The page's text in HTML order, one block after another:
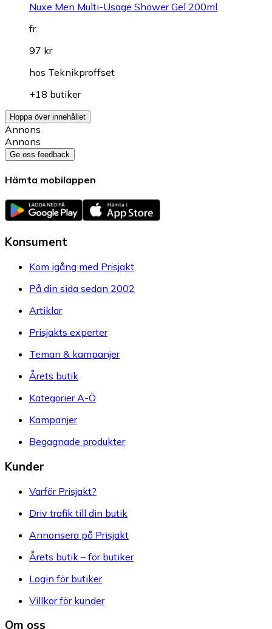
Nuxe Men Multi-Usage Shower Gel 200ml
fr.
97 kr
hos Teknikproffset
+18 butiker
Hoppa över innehållet
Annons
Annons
Ge oss feedback
Hämta mobilappen
Konsument
Kom igång med Prisjakt
På din sida sedan 2002
Artiklar
Prisjakts experter
Teman & kampanjer
Årets butik
Kategorier A-Ö
Kampanjer
Begagnade produkter
Kunder
Varför Prisjakt?
Driv trafik till din butik
Annonsera på Prisjakt
Årets butik – för butiker
Login för butiker
Villkor för kunder
Om oss